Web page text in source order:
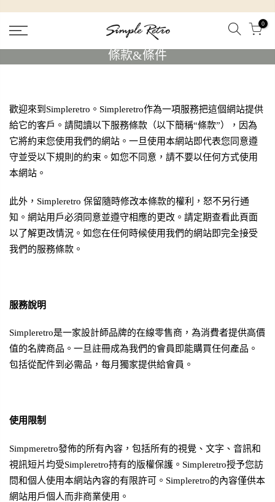
0
條款&條件
歡迎來到Simpleretro。Simpleretro作為一項服務把這個網站提供
給它的客戶。請閱讀以下服務條款（以下簡稱“條款”），因為
它將約束您使用我們的網站。一旦使用本網站即代表您同意遵
守並受以下規則的約束。如您不同意，請不要以任何方式使用
本網站。
此外，Simpleretro 保留隨時修改本條款的權利，怒不另行通
知。網站用戶必須同意並遵守相應的更改。請定期查看此頁面
以了解更改情況。如您在任何時候使用我們的網站即完全接受
我們的服務條款。
服務說明
Simpleretro是一家設計師品牌的在線零售商，為消費者提供高價
值的名牌商品。一旦註冊成為我們的會員即能購買任何產品。
包括從配件到必需品，每月獨家提供給會員。
使用限制
Simpmeretro發佈的所有內容，包括所有的視覺、文字、音訊和
視訊短片均受Simpleretro持有的版權保護。Simpleretro授予您訪
問和個人使用本網站內容的有限許可。Simpleretro的內容僅供本
網站用戶個人而非商業使用。